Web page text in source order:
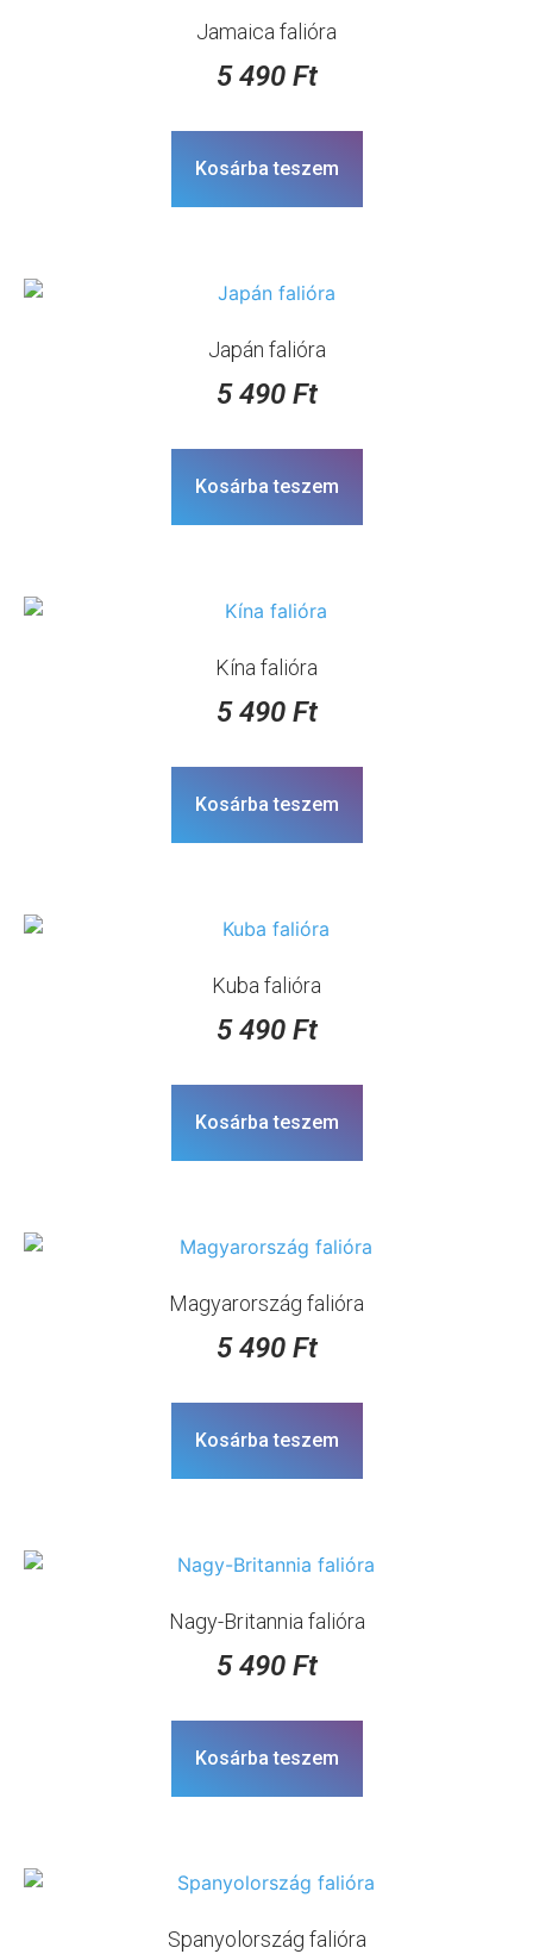
Jamaica falióra
5 490 Ft
Kosárba teszem
Japán falióra
5 490 Ft
Kosárba teszem
Kína falióra
5 490 Ft
Kosárba teszem
Kuba falióra
5 490 Ft
Kosárba teszem
Magyarország falióra
5 490 Ft
Kosárba teszem
Nagy-Britannia falióra
5 490 Ft
Kosárba teszem
Spanyolország falióra